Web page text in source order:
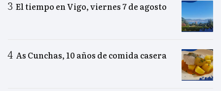
El tiempo en Vigo, viernes 7 de agosto
As Cunchas, 10 años de comida casera